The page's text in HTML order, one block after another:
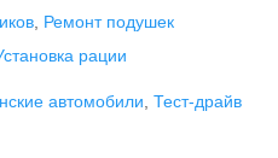
Ремонт подушек
рации
автомобили Тест-драйв